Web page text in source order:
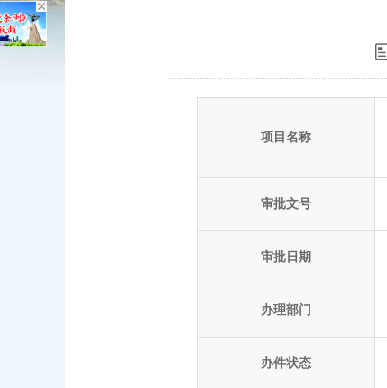
项目名称
审批文号
审批日期
办理部门
办件状态